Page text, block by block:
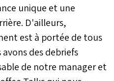
unique et une
D'ailleurs,
est à portée de tous
des debriefs
de notre manager et